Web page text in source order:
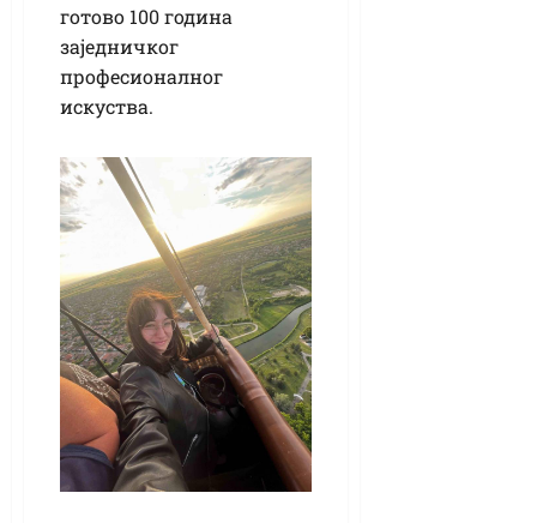
готово 100 година
заједничког
професионалног
искуства.